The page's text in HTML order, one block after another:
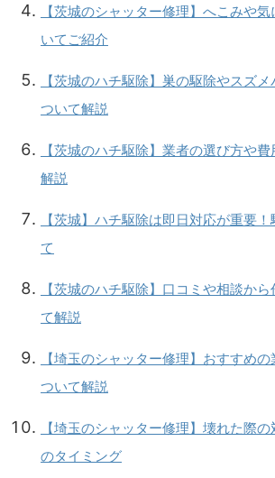
【茨城のシャッター修理】へこみや
いてご紹介
【茨城のハチ駆除】巣の駆除やスズ
ついて解説
【茨城のハチ駆除】業者の選び方や
解説
【茨城】ハチ駆除は即日対応が重要
て
【茨城のハチ駆除】口コミや相談か
て解説
【埼玉のシャッター修理】おすすめ
ついて解説
【埼玉のシャッター修理】壊れた際
のタイミング